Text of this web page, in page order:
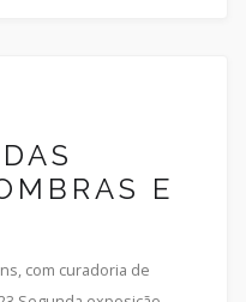
E
com curadoria de